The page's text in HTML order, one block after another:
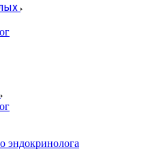
эндокринолога